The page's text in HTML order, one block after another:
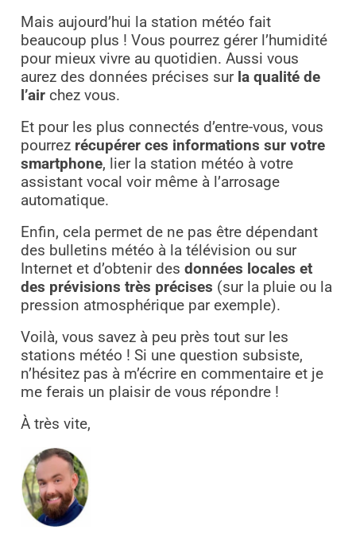
Mais aujourd’hui la station météo fait
beaucoup plus ! Vous pourrez gérer l’humidité
pour mieux vivre au quotidien. Aussi vous
aurez des données précises sur la qualité de
l’airchez vous.
Et pour les plus connectés d’entre-vous, vous
pourrez récupérer ces informations sur votre
smartphone, lier la station météo à votre
assistant vocal voir même à l’arrosage
automatique.
Enfin, cela permet de ne pas être dépendant
des bulletins météo à la télévision ou sur
Internet et d’obtenir des données locales et
des prévisions très précises (sur la pluie ou la
pression atmosphérique par exemple).
Voilà, vous savez à peu près tout sur les
stations météo ! Si une question subsiste,
n’hésitez pas à m’écrire en commentaire et je
me ferais un plaisir de vous répondre !
À très vite,